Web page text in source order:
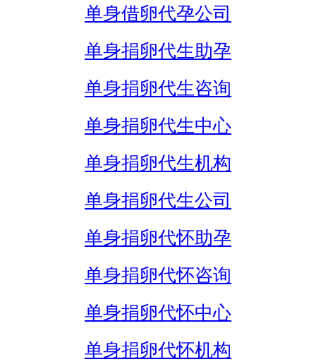
单身借卵代孕公司
单身捐卵代生助孕
单身捐卵代生咨询
单身捐卵代生中心
单身捐卵代生机构
单身捐卵代生公司
单身捐卵代怀助孕
单身捐卵代怀咨询
单身捐卵代怀中心
单身捐卵代怀机构